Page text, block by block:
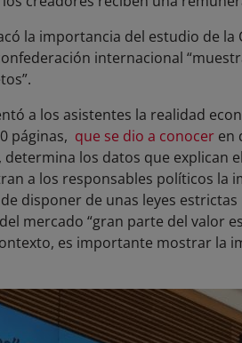
la importancia del estudio de la
internacional
a los asistentes la realidad
páginas, que se dio a conoceren
determina los datos que explican
a los responsables políticos la
disponer de unas leyes
mercado “gran parte del valor
es importante mostrar la